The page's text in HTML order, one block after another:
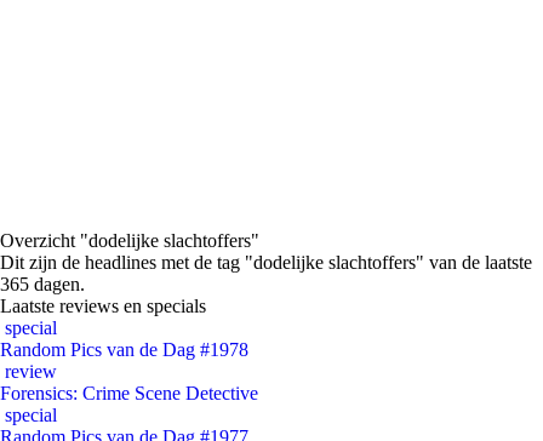
Overzicht "dodelijke slachtoffers"
Dit zijn de headlines met de tag "dodelijke slachtoffers" van de laatste
365 dagen.
Laatste reviews en specials
special
Random Pics van de Dag #1978
review
Forensics: Crime Scene Detective
special
Random Pics van de Dag #1977